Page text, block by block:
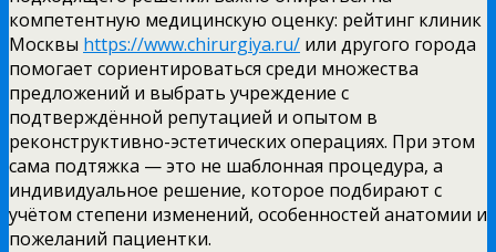
компетентную медицинскую оценку: рейтинг клиник
Москвы https://www.chirurgiya.ru/ или другого города
помогает сориентироваться среди множества
предложений и выбрать учреждение с
подтверждённой репутацией и опытом в
реконструктивно-эстетических операциях. При этом
сама подтяжка — это не шаблонная процедура, а
индивидуальное решение, которое подбирают с
учётом степени изменений, особенностей анатомии и
пожеланий пациентки.